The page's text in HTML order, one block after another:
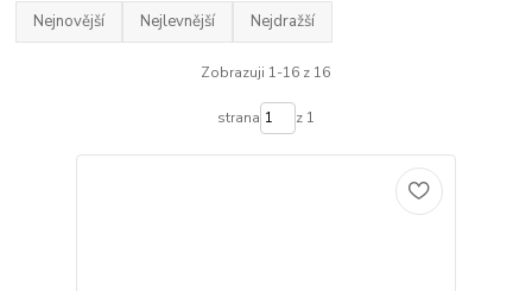
Nejnovější Nejlevnější Nejdražší
Zobrazuji 1-16 z 16
strana z 1